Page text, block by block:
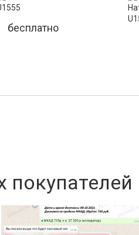
бесплатно